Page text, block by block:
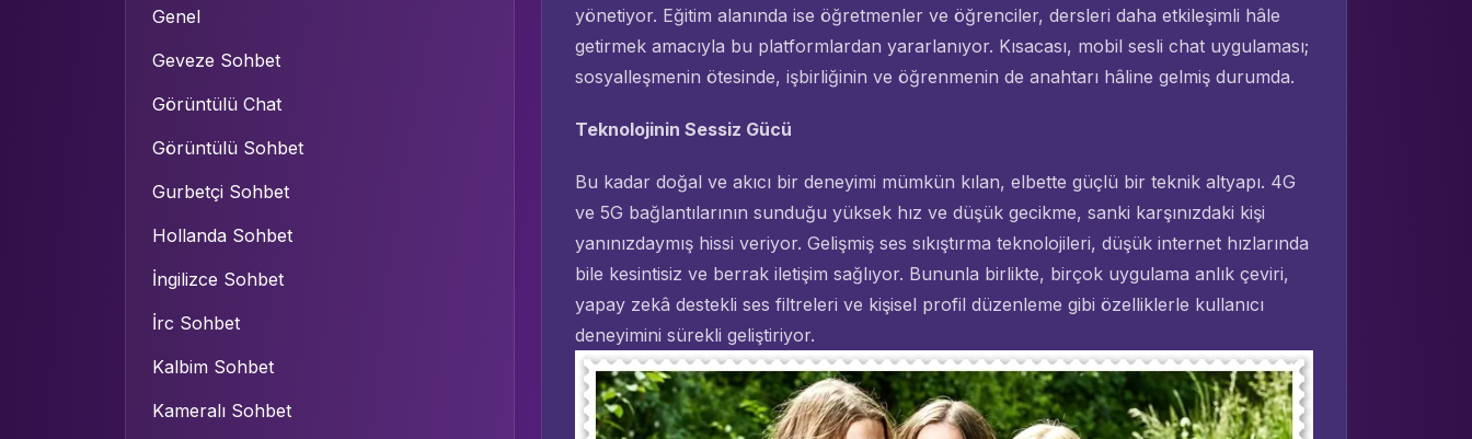
yönetiyor. Eğitim alanında ise öğretmenler ve öğrenciler, dersleri daha etkileşimli hâle
getirmek amacıyla bu platformlardan yararlanıyor. Kısacası, mobil sesli chat uygulaması;
sosyalleşmenin ötesinde, işbirliğinin ve öğrenmenin de anahtarı hâline gelmiş durumda.
Teknolojinin Sessiz Gücü
Bu kadar doğal ve akıcı bir deneyimi mümkün kılan, elbette güçlü bir teknik altyapı. 4G
ve 5G bağlantılarının sunduğu yüksek hız ve düşük gecikme, sanki karşınızdaki kişi
yanınızdaymış hissi veriyor. Gelişmiş ses sıkıştırma teknolojileri, düşük internet hızlarında
bile kesintisiz ve berrak iletişim sağlıyor. Bununla birlikte, birçok uygulama anlık çeviri,
yapay zekâ destekli ses filtreleri ve kişisel profil düzenleme gibi özelliklerle kullanıcı
deneyimini sürekli geliştiriyor.
Genel
Geveze Sohbet
Görüntülü Chat
Görüntülü Sohbet
Gurbetçi Sohbet
Hollanda Sohbet
İngilizce Sohbet
İrc Sohbet
Kalbim Sohbet
Kameralı Sohbet